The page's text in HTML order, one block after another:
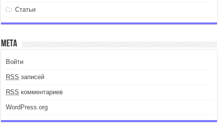
Статьи
Мета
Войти
RSS записей
RSS комментариев
WordPress.org